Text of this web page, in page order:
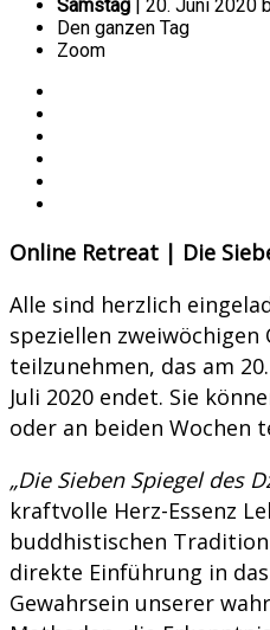
Samstag | 20. Juni 2020
Den ganzen Tag
Zoom
Online Retreat | Die
Alle sind herzlich
speziellen
teilzunehmen, das am
Juli 2020 endet. Sie
oder an beiden Wochen
„Die Sieben Spiegel des
kraftvolle Herz-Essenz
buddhistischen
direkte Einführung in
Gewahrsein unserer